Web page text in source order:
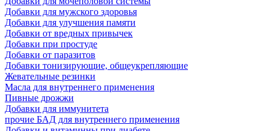
Добавки для мужского здоровья
Добавки для улучшения памяти
Добавки от вредных привычек
Добавки при простуде
Добавки от паразитов
Добавки тонизирующие, общеукрепляющие
Жевательные резинки
Масла для внутреннего применения
Пивные дрожжи
Добавки для иммунитета
прочие БАД для внутреннего применения